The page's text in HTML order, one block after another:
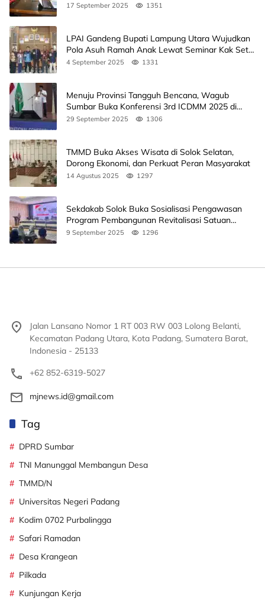
17 September 2025 1351
LPAI Gandeng Bupati Lampung Utara Wujudkan
Pola Asuh Ramah Anak Lewat Seminar Kak Seto,
Ini Jadwalnya
4 September 2025 1331
Menuju Provinsi Tangguh Bencana, Wagub
Sumbar Buka Konferensi 3rd ICDMM 2025 di
Unand
29 September 2025 1306
TMMD Buka Akses Wisata di Solok Selatan,
Dorong Ekonomi, dan Perkuat Peran Masyarakat
14 Agustus 2025 1297
Sekdakab Solok Buka Sosialisasi Pengawasan
Program Pembangunan Revitalisasi Satuan
Pendidikan
9 September 2025 1296
Jalan Lansano Nomor 1 RT 003 RW 003 Lolong Belanti,
Kecamatan Padang Utara, Kota Padang, Sumatera Barat,
Indonesia - 25133
+62 852-6319-5027
mjnews.id@gmail.com
Tag
DPRD Sumbar
TNI Manunggal Membangun Desa
TMMD/N
Universitas Negeri Padang
Kodim 0702 Purbalingga
Safari Ramadan
Desa Krangean
Pilkada
Kunjungan Kerja